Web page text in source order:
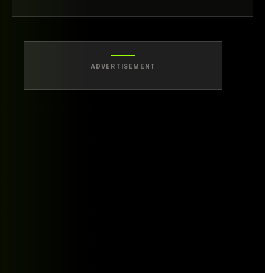
ADVERTISEMENT